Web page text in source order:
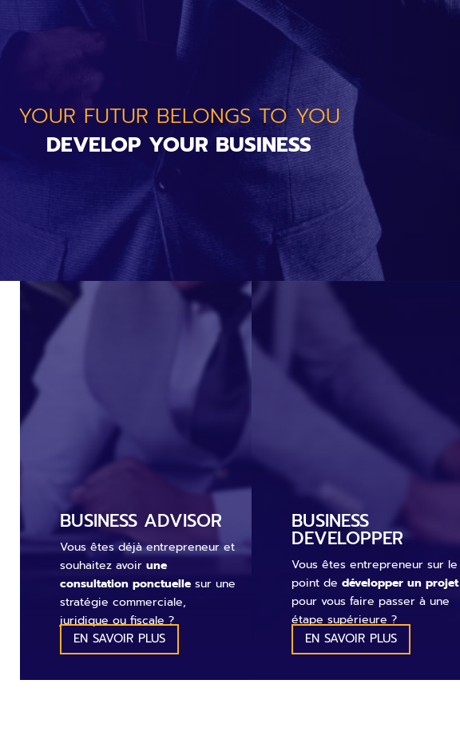
YOUR FUTUR BELONGS TO YOU
DEVELOP YOUR BUSINESS
BUSINESS ADVISOR
Vous êtes déjà entrepreneur et
souhaitez avoir une
consultation ponctuellesur une
stratégie commerciale,
juridique ou fiscale ?
EN SAVOIR PLUS
BUSINESS
DEVELOPPER
Vous êtes entrepreneur sur le
point dedévelopper un projet
pour vous faire passer à une
étape supérieure ?
EN SAVOIR PLUS